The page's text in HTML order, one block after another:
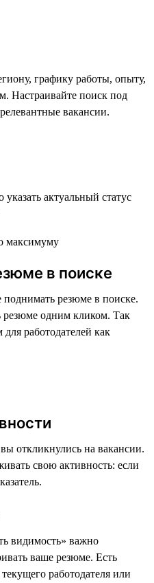
графику работы, опыту,
Настраивайте поиск под
вакансии.
актуальный статус
в поиске
резюме в поиске.
резюме одним кликом. Так
работодателей как
откликнулись на вакансии.
свою активность: если
видимость» важно
ваше резюме. Есть
работодателя или